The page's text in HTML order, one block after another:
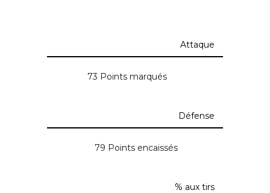
Attaque
73 Points marqués
Défense
79 Points encaissés
% aux tirs